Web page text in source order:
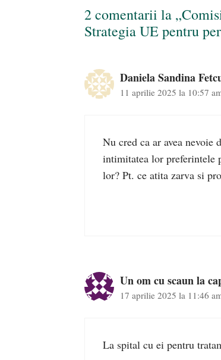
2 comentarii la
Strategia UE pentru
Daniela Sandina
11 aprilie 2025 la 10:57
Nu cred ca ar avea nevoie
intimitatea lor preferintele
lor? Pt. ce atita zarva si
Un om cu scaun la
17 aprilie 2025 la 11:46
La spital cu ei pentru